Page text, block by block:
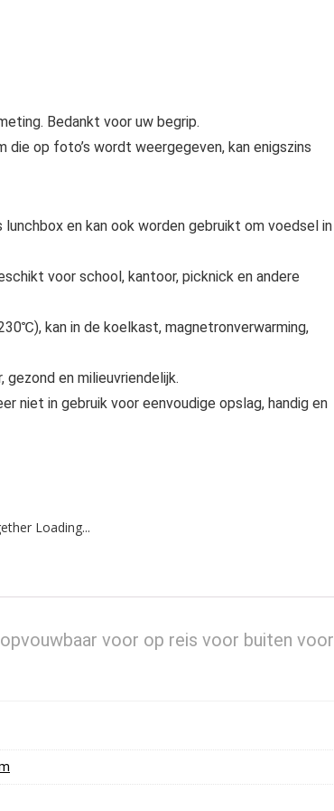
Bedankt voor uw begrip.
op foto’s wordt weergegeven, kan enigszins
en kan ook worden gebruikt om voedsel in
voor school, kantoor, picknick en andere
kan in de koelkast, magnetronverwarming,
en milieuvriendelijk.
niet in gebruik voor eenvoudige opslag, handig en
Loading...
voor op reis voor buiten voor